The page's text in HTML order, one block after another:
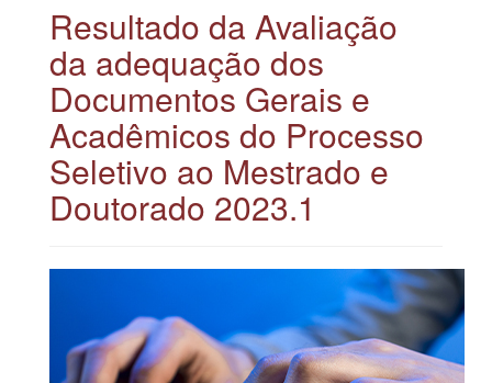
Resultado da Avaliação
da adequação dos
Documentos Gerais e
Acadêmicos do Processo
Seletivo ao Mestrado e
Doutorado 2023.1